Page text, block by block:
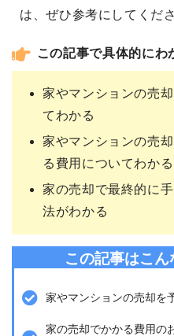
は、ぜひ参考にしてくださ
この記事で具体的にわ
家やマンションの売
てわかる
家やマンションの売
る費用についてわかる
家の売却で最終的に
法がわかる
この記事はこん
家やマンションの売却を
家の売却でかかる費用の